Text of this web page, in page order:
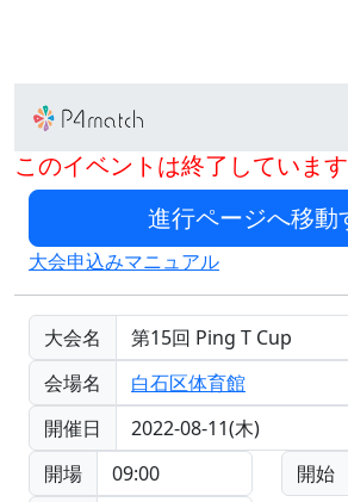
このイベントは終了しています
大会申込みマニュアル
大会名
第15回 Ping T Cup
会場名
白石区体育館
開催日
2022-08-11(木)
開場
09:00 開始